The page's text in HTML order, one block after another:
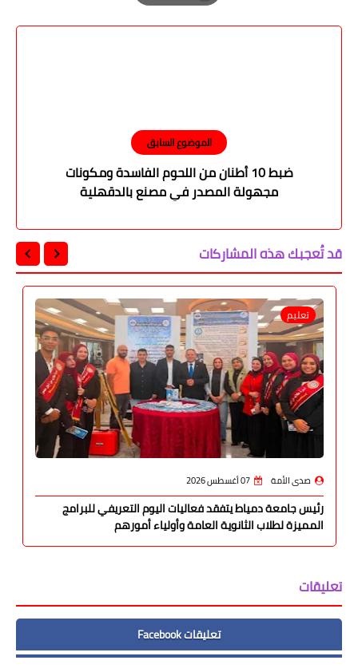
Print
الموضوع السابق
ضبط 10 أطنان من اللحوم الفاسدة ومكونات
مجهولة المصدر في مصنع بالدقهلية
قد تُعجبك هذه المشاركات
تعليم
صدى الأمة 07 أغسطس 2026
رئيس جامعة دمياط يتفقد فعاليات اليوم التعريفي للبرامج
المميزة لطلاب الثانوية العامة وأولياء أمورهم
تعليقات
تعليقات Facebook